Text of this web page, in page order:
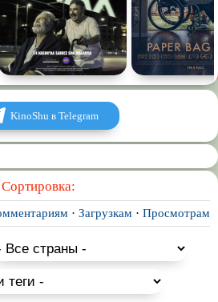
Немое кино Для взрослых
KinoShu в Telegram
Сортировка:
· Загрузкам · Просмотрам